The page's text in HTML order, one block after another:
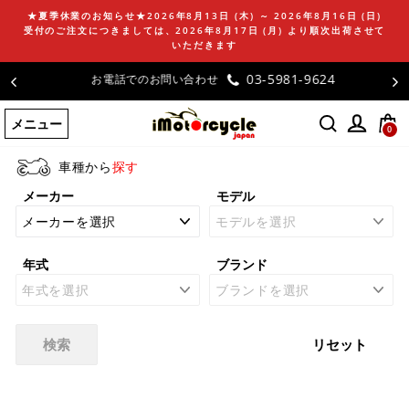
ン
ツ
に
ス
キ
★夏季休業のお知らせ★2026年8月13日 (木) ～ 2026年8月16日 (日)
受付のご注文につきましては、2026年8月17日 (月) より順次出荷させて
いただきます
お電話でのお問い合わせ 03-5981-9624
メニュー 0
車種から探す
メーカー
モデル
年式 ブランド
検索 リセット